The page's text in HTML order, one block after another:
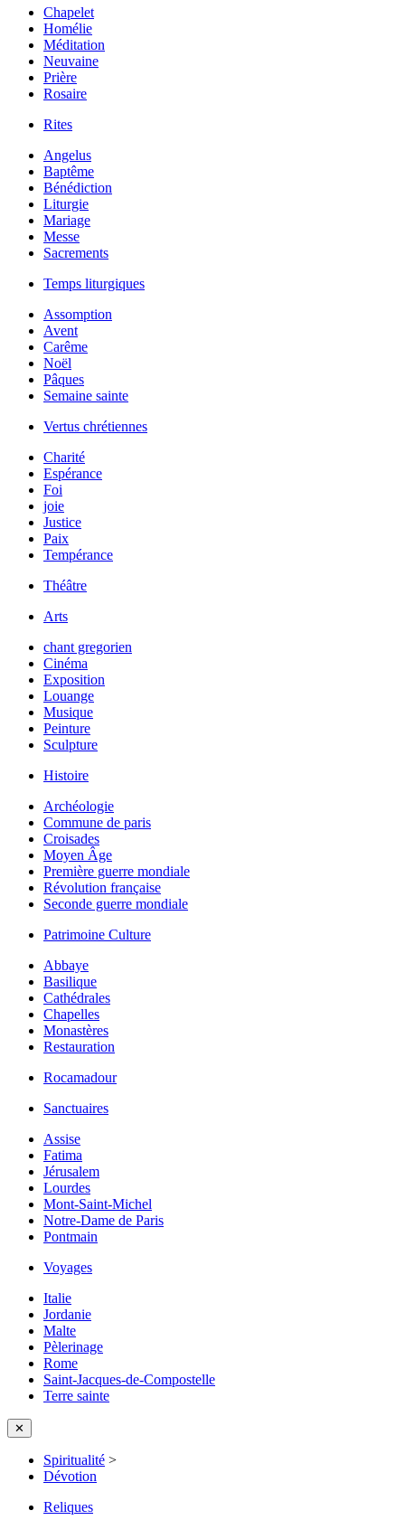
Chapelet
Homélie
Méditation
Neuvaine
Prière
Rosaire
Rites
Angelus
Baptême
Bénédiction
Liturgie
Mariage
Messe
Sacrements
Temps liturgiques
Assomption
Avent
Carême
Noël
Pâques
Semaine sainte
Vertus chrétiennes
Charité
Espérance
Foi
joie
Justice
Paix
Tempérance
Théâtre
Arts
chant gregorien
Cinéma
Exposition
Louange
Musique
Peinture
Sculpture
Histoire
Archéologie
Commune de paris
Croisades
Moyen Âge
Première guerre mondiale
Révolution française
Seconde guerre mondiale
Patrimoine Culture
Abbaye
Basilique
Cathédrales
Chapelles
Monastères
Restauration
Rocamadour
Sanctuaires
Assise
Fatima
Jérusalem
Lourdes
Mont-Saint-Michel
Notre-Dame de Paris
Pontmain
Voyages
Italie
Jordanie
Malte
Pèlerinage
Rome
Saint-Jacques-de-Compostelle
Terre sainte
✕
Spiritualité >
Dévotion
Reliques